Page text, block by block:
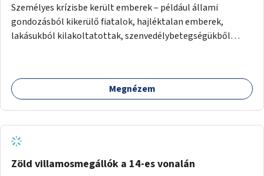
Személyes krízisbe került emberek – például állami
gondozásból kikerülő fiatalok, hajléktalan emberek,
lakásukból kilakoltatottak, szenvedélybetegségükből
civil/szakmai szervezeti háttérrel. A program a közvetlen
segítségen, biztonságnyújtáson kívül gazdálkodásba is
szemléletformálást is céljának tekinti.
Megnézem
Zöld villamosmegállók a 14-es vonalán